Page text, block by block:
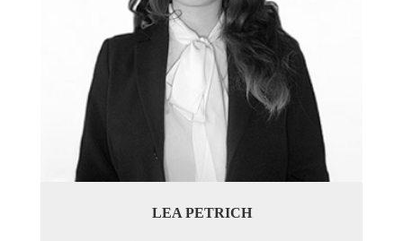
LEA PETRICH